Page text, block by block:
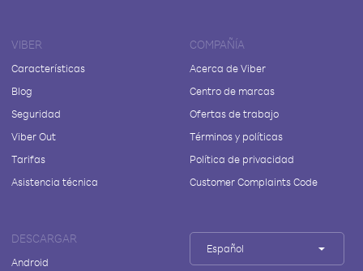
VIBER
Características
Blog
Seguridad
Viber Out
Tarifas
Asistencia técnica
COMPAÑÍA
Acerca de Viber
Centro de marcas
Ofertas de trabajo
Términos y políticas
Política de privacidad
Customer Complaints Code
DESCARGAR
Android
Español